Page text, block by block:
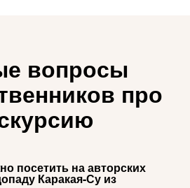
вопросы
про
посетить на авторских
Каракая-Су из